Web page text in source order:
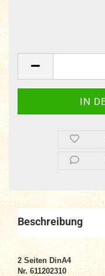
Beschreibung
2 Seiten DinA4
Nr. 611202310